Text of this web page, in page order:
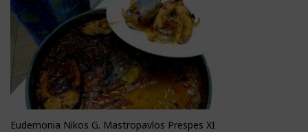
Eudemonia Nikos G. Mastropavlos Prespes XI